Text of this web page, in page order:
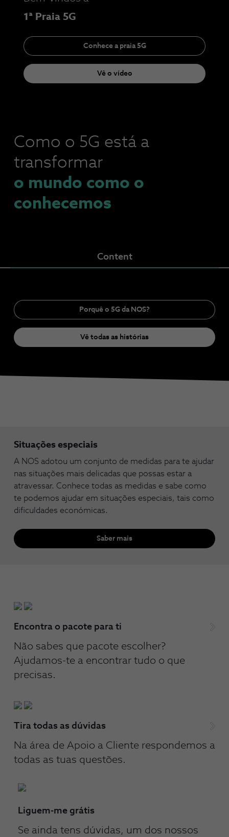
1ª Praia 5G
Conhece a praia 5G
Vê o vídeo
Como o 5G está a
transformar
o mundo como o
conhecemos
Content
Porquê o 5G da NOS?
Vê todas as histórias
Situações especiais
A NOS adotou um conjunto de medidas para te ajudar
nas situações mais delicadas que possas estar a
atravessar. Conhece todas as medidas e sabe como
te podemos ajudar em situações especiais, tais como
dificuldades económicas.
Saber mais
Encontra o pacote para ti
Não sabes que pacote escolher?
Ajudamos-te a encontrar tudo o que
precisas.
Tira todas as dúvidas
Na área de Apoio a Cliente respondemos a
todas as tuas questões.
Liguem-me grátis
Se ainda tens dúvidas, um dos nossos